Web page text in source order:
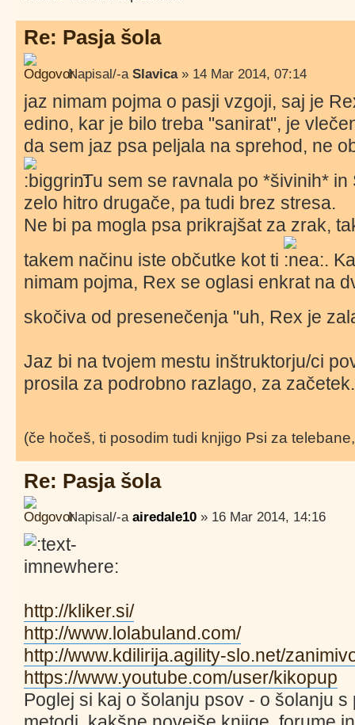
Re: Pasja šola
Napisal/-a Slavica» 14 Mar 2014, 07:14
jaz nimam pojma o pasji vzgoji, saj je
edino, kar je bilo treba "sanirat", je
da sem jaz psa peljala na sprehod, ne
.Tu sem se ravnala po *šivinih* in
zelo hitro drugače, pa tudi brez stresa.
Ne bi pa mogla psa prikrajšat za zrak,
takem načinu iste občutke kot ti
.
nimam pojma, Rex se oglasi enkrat na
skočiva od presenečenja "uh, Rex je
Jaz bi na tvojem mestu inštruktorju/ci
prosila za podrobno razlago, za začetek.
(če hočeš, ti posodim tudi knjigo Psi za
Re: Pasja šola
Napisal/-a airedale10 » 16 Mar 2014, 14:16
http://kliker.si/
http://www.lolabuland.com/
http://www.kdilirija.agility-slo.net/
https://www.youtube.com/user/kikopup
Poglej si kaj o šolanju psov - o šolanju